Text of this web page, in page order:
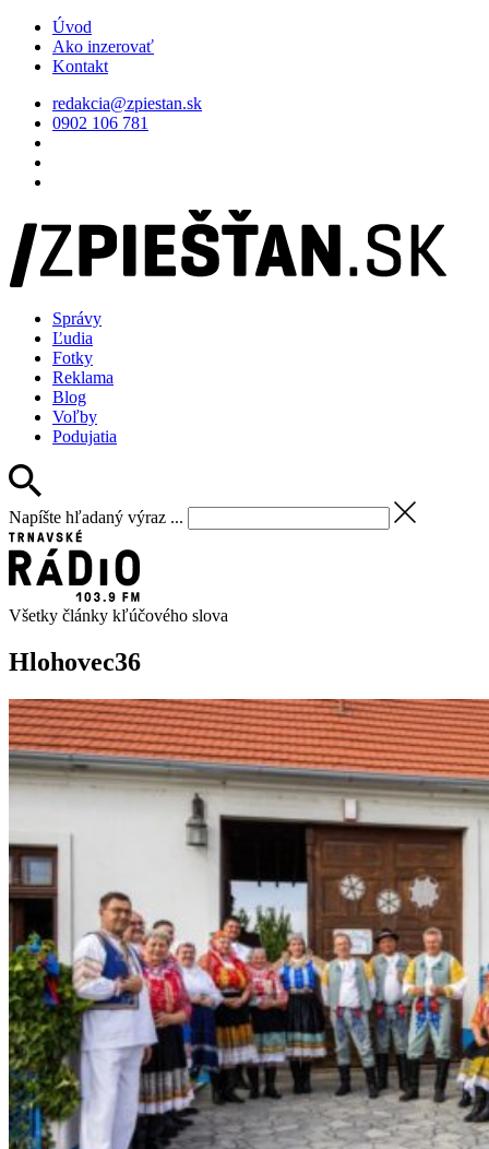
Úvod
Ako inzerovať
Kontakt
redakcia@zpiestan.sk
0902 106 781
Správy
Ľudia
Fotky
Reklama
Blog
Voľby
Podujatia
Napíšte hľadaný výraz ...
Všetky články kľúčového slova
Hlohovec36